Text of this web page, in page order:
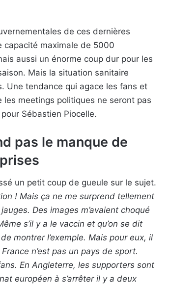
de ces dernières
capacité maximale de 5000
aussi un énorme coup dur pour les
Mais la situation sanitaire
Une tendance qui agace les fans et
meetings politiques ne seront pas
Sébastien Piocelle.
pas le manque de
un petit coup de gueule sur le sujet.
! Mais ça ne me surprend tellement
Des images m’avaient choqué
s’il y a le vaccin et qu’on se dit
montrer l’exemple. Mais pour eux, il
n’est pas un pays de sport.
En Angleterre, les supporters sont
européen à s’arrêter il y a deux